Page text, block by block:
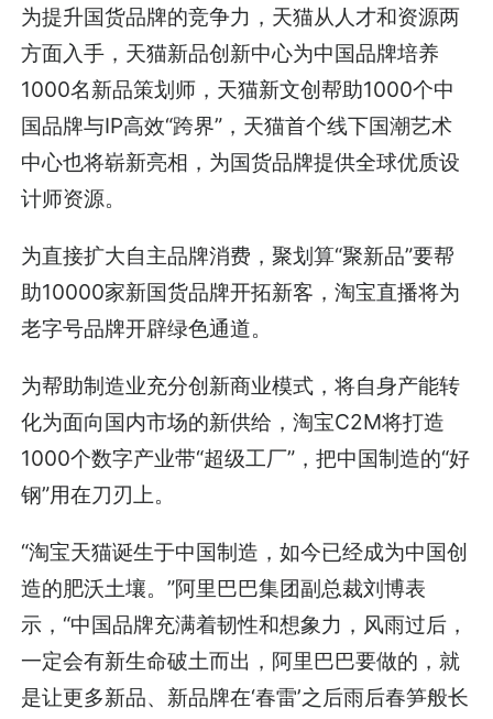
为提升国货品牌的竞争力，天猫从人才和资源两
方面入手，天猫新品创新中心为中国品牌培养
1000名新品策划师，天猫新文创帮助1000个中
国品牌与IP高效“跨界”，天猫首个线下国潮艺术
中心也将崭新亮相，为国货品牌提供全球优质设
计师资源。
为直接扩大自主品牌消费，聚划算“聚新品”要帮
助10000家新国货品牌开拓新客，淘宝直播将为
老字号品牌开辟绿色通道。
为帮助制造业充分创新商业模式，将自身产能转
化为面向国内市场的新供给，淘宝C2M将打造
1000个数字产业带“超级工厂”，把中国制造的“好
钢”用在刀刃上。
“淘宝天猫诞生于中国制造，如今已经成为中国创
造的肥沃土壤。”阿里巴巴集团副总裁刘博表
示，“中国品牌充满着韧性和想象力，风雨过后，
一定会有新生命破土而出，阿里巴巴要做的，就
是让更多新品、新品牌在‘春雷’之后雨后春笋般长